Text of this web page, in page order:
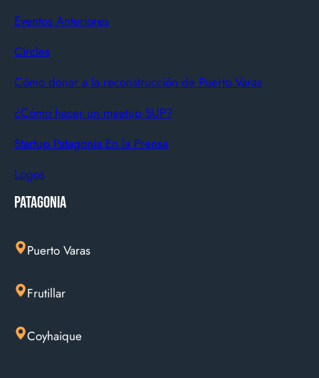
Eventos Anteriores
Circles
Cómo donar a la reconstrucción de Puerto Varas
¿Cómo hacer un meetup SUP?
Startup Patagonia En la Prensa
Logos
Patagonia
Puerto Varas
Frutillar
Coyhaique